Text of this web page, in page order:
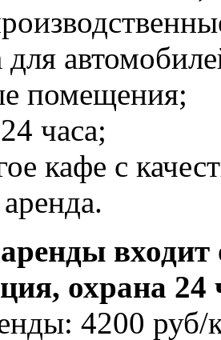
для
помещения;
часа;
кафе с
входит
охрана 24
4200